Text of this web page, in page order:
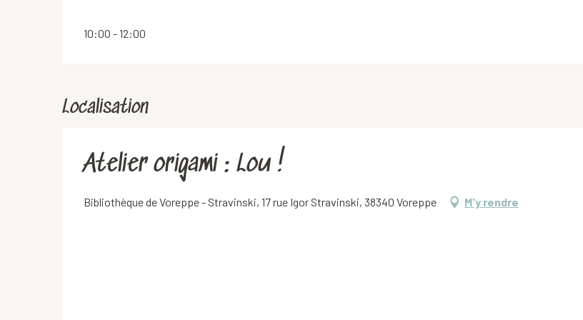
10:00 - 12:00
Localisation
Atelier origami : Lou !
Bibliothèque de Voreppe - Stravinski, 17 rue Igor Stravinski, 38340 Voreppe M'y rendre